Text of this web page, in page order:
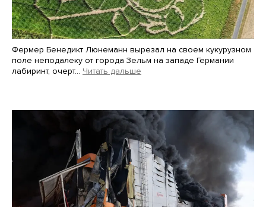
Фермер Бенедикт Люнеманн вырезал на своем кукурузном
поле неподалеку от города Зельм на западе Германии
лабиринт, очерт… Читать дальше